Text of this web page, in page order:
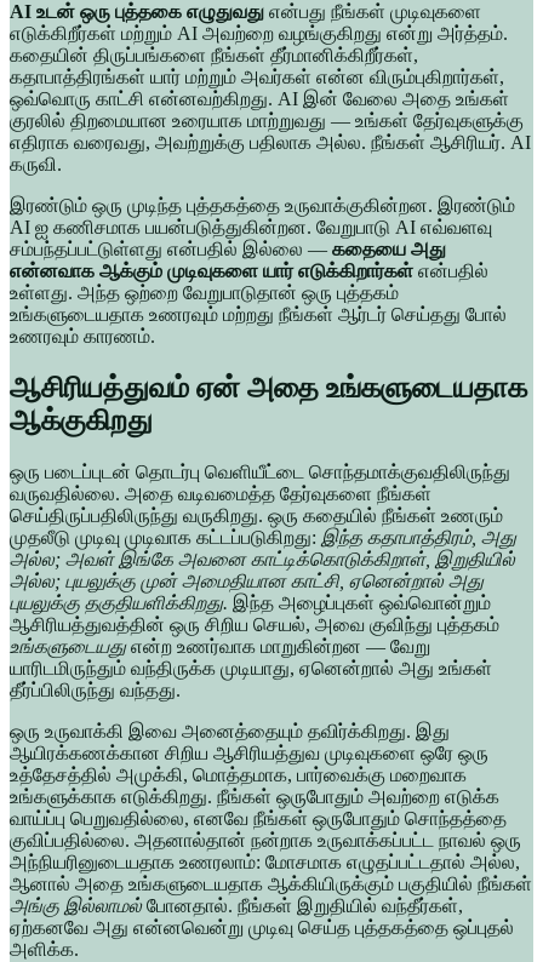
AI உடன் ஒரு புத்தகை எழுதுவது என்பது நீங்கள் முடிவுகளை
எடுக்கிறீர்கள் மற்றும் AI அவற்றை வழங்குகிறது என்று அர்த்தம்.
கதையின் திருப்பங்களை நீங்கள் தீர்மானிக்கிறீர்கள்,
கதாபாத்திரங்கள் யார் மற்றும் அவர்கள் என்ன விரும்புகிறார்கள்,
ஒவ்வொரு காட்சி என்னவற்கிறது. AI இன் வேலை அதை உங்கள்
குரலில் திறமையான உரையாக மாற்றுவது — உங்கள் தேர்வுகளுக்கு
எதிராக வரைவது, அவற்றுக்கு பதிலாக அல்ல. நீங்கள் ஆசிரியர். AI
கருவி.
இரண்டும் ஒரு முடிந்த புத்தகத்தை உருவாக்குகின்றன. இரண்டும்
AI ஐ கணிசமாக பயன்படுத்துகின்றன. வேறுபாடு AI எவ்வளவு
சம்பந்தப்பட்டுள்ளது என்பதில் இல்லை — கதையை அது
என்னவாக ஆக்கும் முடிவுகளை யார் எடுக்கிறார்கள் என்பதில்
உள்ளது. அந்த ஒற்றை வேறுபாடுதான் ஒரு புத்தகம்
உங்களுடையதாக உணரவும் மற்றது நீங்கள் ஆர்டர் செய்தது போல்
உணரவும் காரணம்.
ஆசிரியத்துவம் ஏன் அதை உங்களுடையதாக
ஆக்குகிறது
ஒரு படைப்புடன் தொடர்பு வெளியீட்டை சொந்தமாக்குவதிலிருந்து
வருவதில்லை. அதை வடிவமைத்த தேர்வுகளை நீங்கள்
செய்திருப்பதிலிருந்து வருகிறது. ஒரு கதையில் நீங்கள் உணரும்
முதலீடு முடிவு முடிவாக கட்டப்படுகிறது: இந்த கதாபாத்திரம், அது
அல்ல; அவள் இங்கே அவனை காட்டிக்கொடுக்கிறாள், இறுதியில்
அல்ல; புயலுக்கு முன் அமைதியான காட்சி, ஏனென்றால் அது
புயலுக்கு தகுதியளிக்கிறது. இந்த அழைப்புகள் ஒவ்வொன்றும்
ஆசிரியத்துவத்தின் ஒரு சிறிய செயல், அவை குவிந்து புத்தகம்
உங்களுடையதுஎன்ற உணர்வாக மாறுகின்றன — வேறு
யாரிடமிருந்தும் வந்திருக்க முடியாது, ஏனென்றால் அது உங்கள்
தீர்ப்பிலிருந்து வந்தது.
ஒரு உருவாக்கி இவை அனைத்தையும் தவிர்க்கிறது. இது
ஆயிரக்கணக்கான சிறிய ஆசிரியத்துவ முடிவுகளை ஒரே ஒரு
உத்தேசத்தில் அமுக்கி, மொத்தமாக, பார்வைக்கு மறைவாக
உங்களுக்காக எடுக்கிறது. நீங்கள் ஒருபோதும் அவற்றை எடுக்க
வாய்ப்பு பெறுவதில்லை, எனவே நீங்கள் ஒருபோதும் சொந்தத்தை
குவிப்பதில்லை. அதனால்தான் நன்றாக உருவாக்கப்பட்ட நாவல் ஒரு
அந்நியரினுடையதாக உணரலாம்: மோசமாக எழுதப்பட்டதால் அல்ல,
ஆனால் அதை உங்களுடையதாக ஆக்கியிருக்கும் பகுதியில் நீங்கள்
அங்கு இல்லாமல்போனதால். நீங்கள் இறுதியில் வந்தீர்கள்,
ஏற்கனவே அது என்னவென்று முடிவு செய்த புத்தகத்தை ஒப்புதல்
அளிக்க.